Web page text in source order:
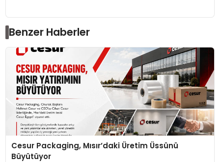
Benzer Haberler
Cesur Packaging, Mısır’daki Üretim Üssünü
Büyütüyor